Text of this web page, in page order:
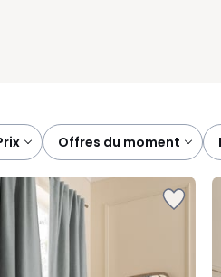
prix offres du moment